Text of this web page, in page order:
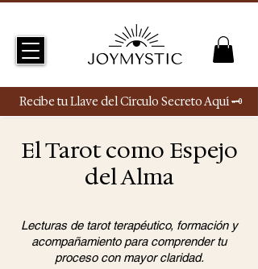
Recibe tu Llave del Círculo Secreto Aquí 🗝
El Tarot como Espejo
del Alma
Lecturas de tarot terapéutico, formación y
acompañamiento para comprender tu
proceso con mayor claridad.